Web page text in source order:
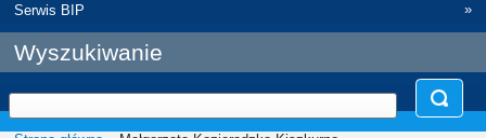
Serwis BIP
»
Wyszukiwanie